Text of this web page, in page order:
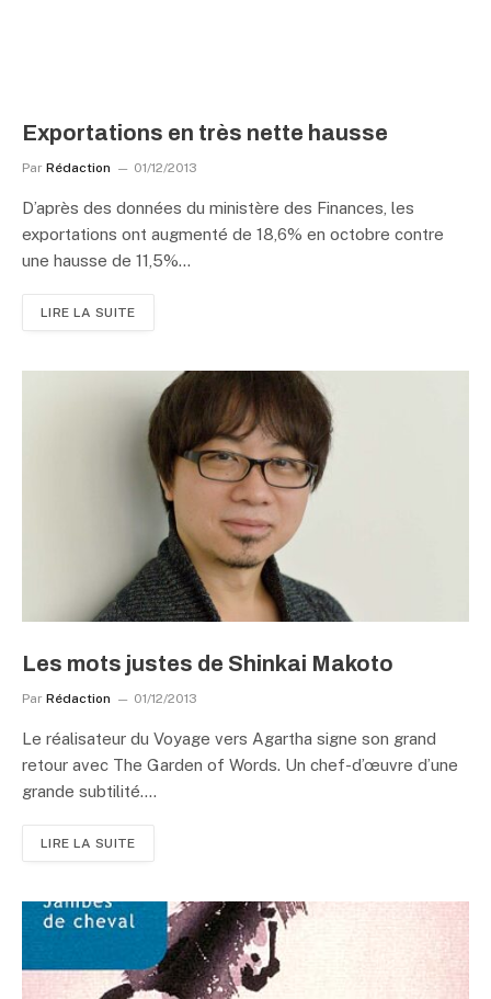
Exportations en très nette hausse
Par Rédaction 01/12/2013
D’après des données du ministère des Finances, les
exportations ont augmenté de 18,6% en octobre contre
une hausse de 11,5%…
LIRE LA SUITE
Les mots justes de Shinkai Makoto
Par Rédaction 01/12/2013
Le réalisateur du Voyage vers Agartha signe son grand
retour avec The Garden of Words. Un chef-d’œuvre d’une
grande subtilité.…
LIRE LA SUITE